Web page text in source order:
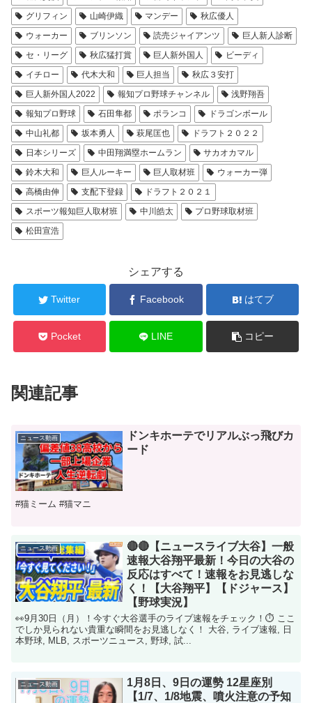
グリフィン
山崎伊織 マンデー
秋広優人
ウォーカー
ブリンソン 読売ジャイアンツ
巨人新人診断
セ・リーグ
秋広猛打賞 巨人新外国人
ビーディ
イチロー
代木大和 巨人担当
秋広３安打
巨人新外国人2022
報知プロ野球チャンネル
浅野翔吾
報知プロ野球
石田隼都 ポランコ
ドラゴンボール
中山礼都
坂本勇人 萩尾匡也
ドラフト２０２２
日本シリーズ
中田翔満塁ホームラン
サカオカマル
鈴木大和
巨人ルーキー 巨人取材班
ウォーカー弾
高橋由伸
支配下登録
ドラフト２０２１
スポーツ報知巨人取材班
中川皓太
プロ野球取材班
松田宣浩
シェアする
Twitter Facebook はてブ
Pocket LINE コピー
関連記事
ニュース動画
ドンキホーテでリアルぶっ飛びカ
ード
#猫ミーム #猫マニ
ニュース動画
🔴🔴【ニュースライブ大谷】一般
速報大谷翔平最新！今日の大谷の
反応はすべて！速報をお見逃しな
く！【大谷翔平】【ドジャース】
【野球実況】
👀9月30日（月）！今すぐ大谷選手のライブ速報をチェック！⏱️ ここ
でしか見られない貴重な瞬間をお見逃しなく！ 大谷, ライブ速報, 日
本野球, MLB, スポーツニュース, 野球, 試...
ニュース動画
1月8日、9日の運勢 12星座別
【1/7、1/8地震、噴火注意の予知